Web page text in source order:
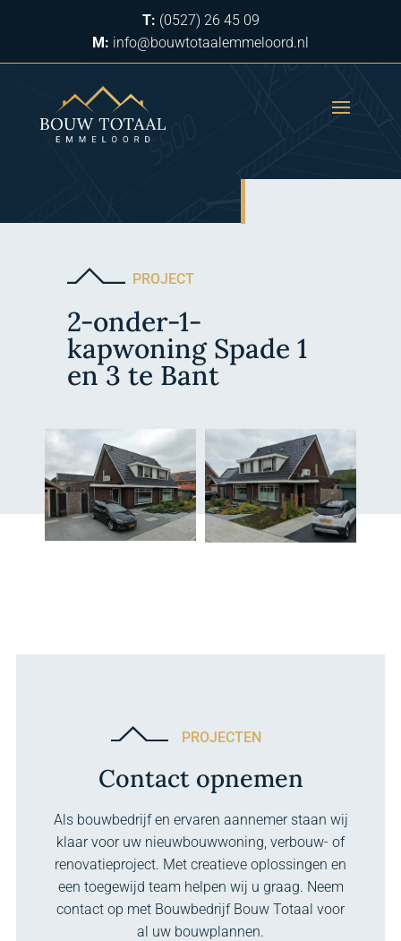
T: (0527) 26 45 09
M: info@bouwtotaalemmeloord.nl
PROJECT
2-onder-1-
kapwoning Spade 1
en 3 te Bant
PROJECTEN
Contact opnemen
Als bouwbedrijf en ervaren aannemer staan wij
klaar voor uw nieuwbouwwoning, verbouw- of
renovatieproject. Met creatieve oplossingen en
een toegewijd team helpen wij u graag. Neem
contact op met Bouwbedrijf Bouw Totaal voor
al uw bouwplannen.